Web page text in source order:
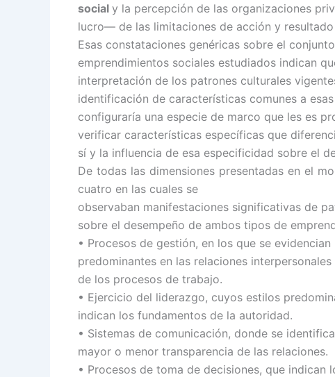
social y la percepción de las organizaciones
lucro— de las limitaciones de acción y
Esas constataciones genéricas sobre el
emprendimientos sociales estudiados indican
interpretación de los patrones culturales
identificación de características comunes a
configuraría una especie de marco que les es
verificar características específicas que
sí y la influencia de esa especificidad sobre el
De todas las dimensiones presentadas en el
cuatro en las cuales se
observaban manifestaciones significativas de
sobre el desempeño de ambos tipos de
• Procesos de gestión, en los que se
predominantes en las relaciones
de los procesos de trabajo.
• Ejercicio del liderazgo, cuyos estilos
indican los fundamentos de la autoridad.
• Sistemas de comunicación, donde se
mayor o menor transparencia de las relaciones.
• Procesos de toma de decisiones, que indican